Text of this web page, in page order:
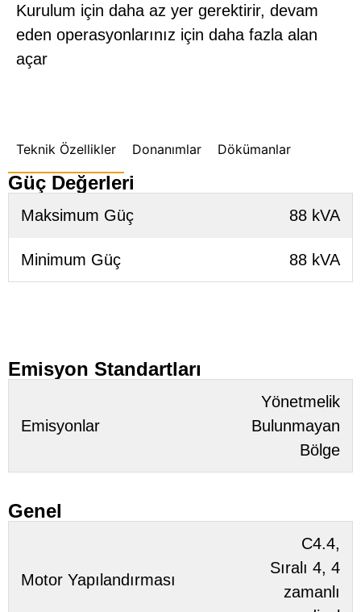
Kurulum için daha az yer gerektirir, devam
eden operasyonlarınız için daha fazla alan
açar
Teknik Özellikler Donanımlar Dökümanlar
Güç Değerleri
Maksimum Güç 88 kVA
Minimum Güç 88 kVA
Emisyon Standartları
Emisyonlar
Yönetmelik
Bulunmayan
Bölge
Genel
Motor Yapılandırması
C4.4,
Sıralı 4, 4
zamanlı